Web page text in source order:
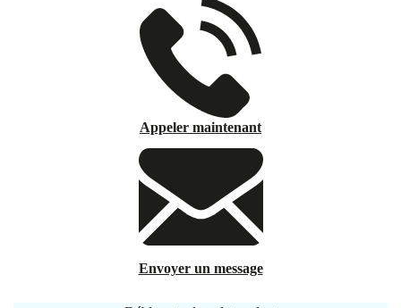
Appeler maintenant
Envoyer un message